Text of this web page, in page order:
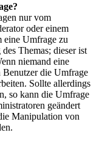
nur vom
oder einem
eine Umfrage zu
Themas; dieser ist
niemand eine
Benutzer die Umfrage
Sollte allerdings
so kann die Umfrage
geändert
Manipulation von